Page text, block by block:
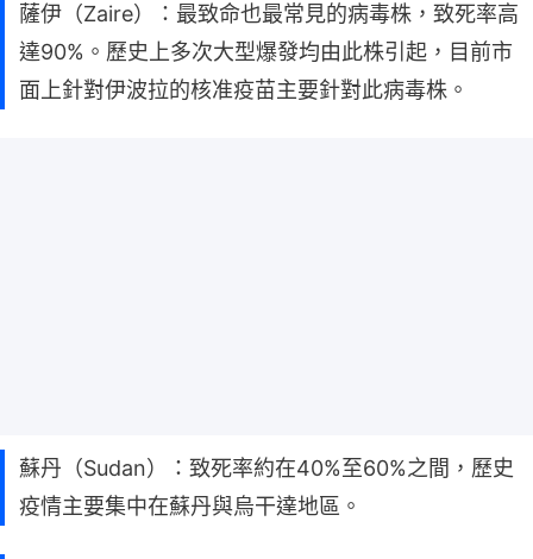
薩伊（Zaire）：最致命也最常見的病毒株，致死率高
達90%。歷史上多次大型爆發均由此株引起，目前市
面上針對伊波拉的核准疫苗主要針對此病毒株。
蘇丹（Sudan）：致死率約在40%至60%之間，歷史
疫情主要集中在蘇丹與烏干達地區。